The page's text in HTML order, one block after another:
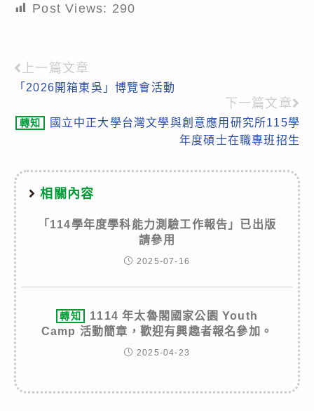
Post Views: 290
Read
more
articles
上一篇文章
「2026開箱東吳」博覽會活動
下一篇文章
轉知
國立中正大學台灣文學與創意應用研究所115學
年度碩士在職專班招生
相關內容
「114學年度學科能力測驗工作報告」已出版
請參用
2025-07-16
轉知
1114 年太魯閣國家公園 Youth
Camp 活動簡章，歡迎有興趣者報名參加。
2025-04-23